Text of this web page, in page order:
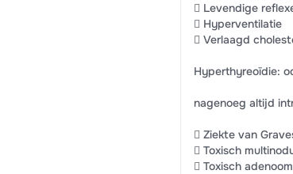
 Levendige
 Hyperventilatie
 Verlaagd
Hyperthyreoïdie:
nagenoeg altijd
 Ziekte van
 Toxisch
 Toxisch